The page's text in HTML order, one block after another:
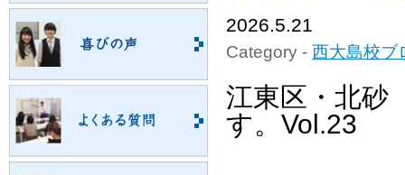
2026.5.21
Category - 西大島校ブ
江東区・北
す。Vol.23